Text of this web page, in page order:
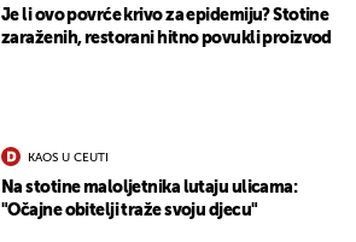
Je li ovo povrće krivo za epidemiju? Stotine
zaraženih, restorani hitno povukli proizvod
KAOS U CEUTI
Na stotine maloljetnika lutaju ulicama:
"Očajne obitelji traže svoju djecu"